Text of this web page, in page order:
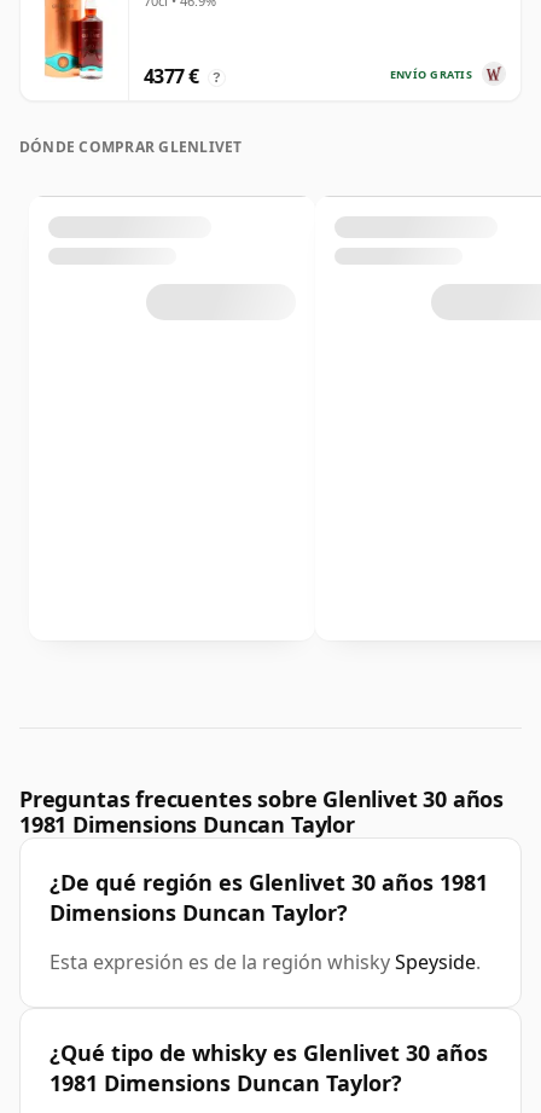
ENVÍO GRATIS
4377 € ?
DÓNDE COMPRAR GLENLIVET
Preguntas frecuentes sobre Glenlivet 30 años
1981 Dimensions Duncan Taylor
¿De qué región es Glenlivet 30 años 1981
Dimensions Duncan Taylor?
Esta expresión es de la región whiskySpeyside.
¿Qué tipo de whisky es Glenlivet 30 años
1981 Dimensions Duncan Taylor?